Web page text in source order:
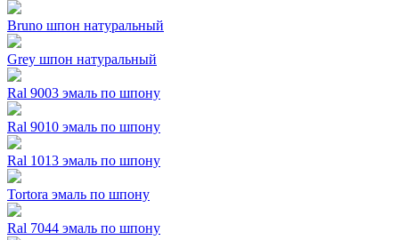
Bruno шпон натуральный
Grey шпон натуральный
Ral 9003 эмаль по шпону
Ral 9010 эмаль по шпону
Ral 1013 эмаль по шпону
Tortora эмаль по шпону
Ral 7044 эмаль по шпону